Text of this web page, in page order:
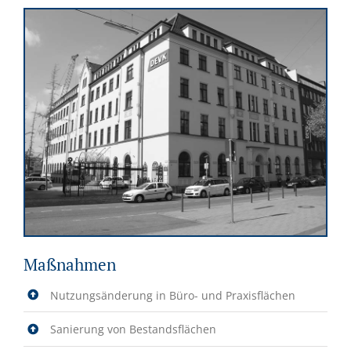
Maßnahmen
Nutzungsänderung in Büro- und Praxisflächen
Sanierung von Bestandsflächen